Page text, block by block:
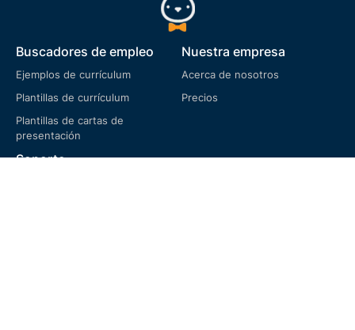
Buscadores de empleo
Ejemplos de currículum
Plantillas de currículum
Plantillas de cartas de
presentación
Nuestra empresa
Acerca de nosotros
Precios
Soporte